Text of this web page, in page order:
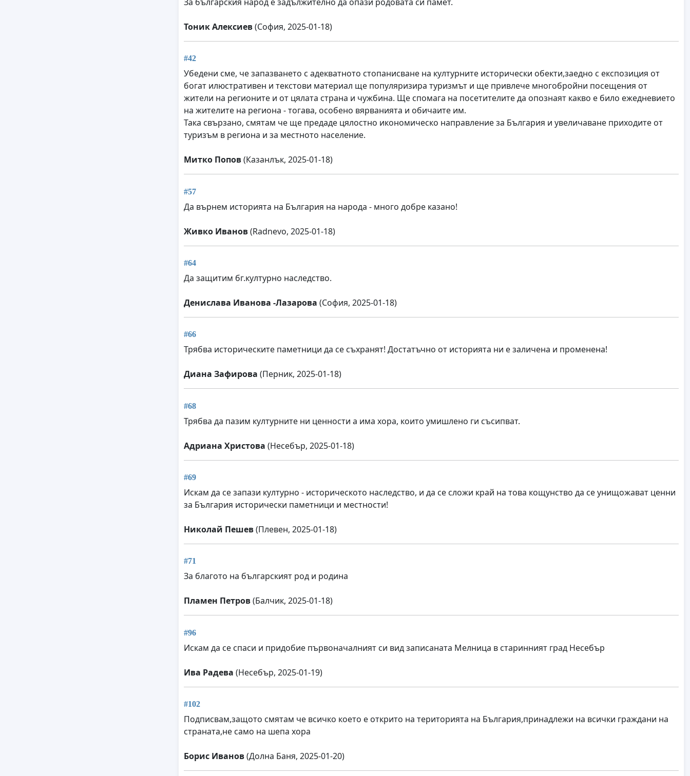
Тоник Алексиев(София, 2025-01-18)
#42
Убедени сме, че запазването с адекватното стопанисване на културните исторически обекти,заедно с експозиция от
богат илюстративен и текстови материал ще популяризира туризмът и ще привлече многобройни посещения от
жители на регионите и от цялата страна и чужбина. Ще спомага на посетителите да опознаят какво е било ежедневието
на жителите на региона - тогава, особено вярванията и обичаите им.
Така свързано, смятам че ще предаде цялостно икономическо направление за България и увеличаване приходите от
туризъм в региона и за местното население.
Митко Попов(Казанлък, 2025-01-18)
#57
Да върнем историята на България на народа - много добре казано!
Живко Иванов(Radnevo, 2025-01-18)
#64
Да защитим бг.културно наследство.
Денислава Иванова -Лазарова (София, 2025-01-18)
#66
Трябва историческите паметници да се съхранят! Достатъчно от историята ни е заличена и променена!
Диана Зафирова (Перник, 2025-01-18)
#68
Трябва да пазим културните ни ценности а има хора, които умишлено ги съсипват.
Адриана Христова (Несебър, 2025-01-18)
#69
Искам да се запази културно - историческото наследство, и да се сложи край на това кощунство да се унищожават ценни
за България исторически паметници и местности!
Николай Пешев(Плевен, 2025-01-18)
#71
За благото на българският род и родина
Пламен Петров(Балчик, 2025-01-18)
#96
Искам да се спаси и придобие първоначалният си вид записаната Мелница в старинният град Несебър
Ива Радева (Несебър, 2025-01-19)
#102
Подписвам,защото смятам че всичко което е открито на територията на България,принадлежи на всички граждани на
страната,не само на шепа хора
Борис Иванов(Долна Баня, 2025-01-20)